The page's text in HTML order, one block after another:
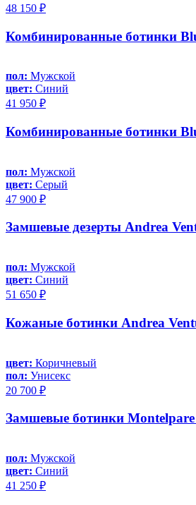
48 150 ₽
Комбинированные ботинки
пол: Мужской
цвет: Синий
41 950 ₽
Комбинированные ботинки
пол: Мужской
цвет: Серый
47 900 ₽
Замшевые дезерты Andrea
пол: Мужской
цвет: Синий
51 650 ₽
Кожаные ботинки Andrea
цвет: Коричневый
пол: Унисекс
20 700 ₽
Замшевые ботинки
пол: Мужской
цвет: Синий
41 250 ₽